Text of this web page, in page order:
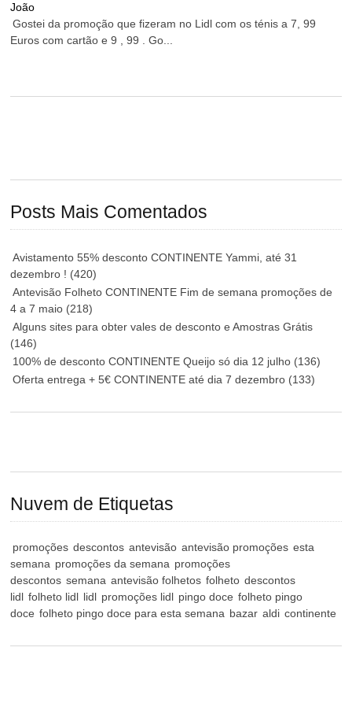
João
Gostei da promoção que fizeram no Lidl com os ténis a 7, 99
Euros com cartão e 9 , 99 . Go...
Posts Mais Comentados
Avistamento 55% desconto CONTINENTE Yammi, até 31
dezembro ! (420)
Antevisão Folheto CONTINENTE Fim de semana promoções de
4 a 7 maio (218)
Alguns sites para obter vales de desconto e Amostras Grátis
(146)
100% de desconto CONTINENTE Queijo só dia 12 julho (136)
Oferta entrega + 5€ CONTINENTE até dia 7 dezembro (133)
Nuvem de Etiquetas
promoções descontos antevisão antevisão promoções esta
semana promoções da semana promoções
descontos semana antevisão folhetos folheto descontos
lidl folheto lidl lidl promoções lidl pingo doce folheto pingo
doce folheto pingo doce para esta semana bazar aldi continente